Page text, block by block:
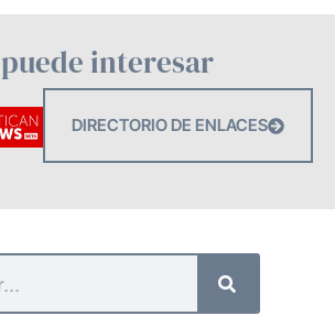
interesar
DIRECTORIO DE ENLACES